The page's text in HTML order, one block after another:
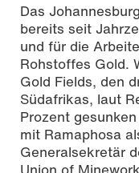
Das
bereits seit
und für die
Rohstoffes Gold.
Gold Fields, den
Südafrikas, laut
Prozent
mit Ramaphosa
Generalsekretär